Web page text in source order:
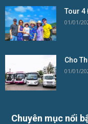
Tour 4
01/01/
Cho
01/01/
Chuyên mục nổi